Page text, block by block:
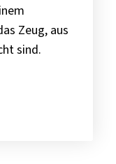
Zeug, aus
sind.